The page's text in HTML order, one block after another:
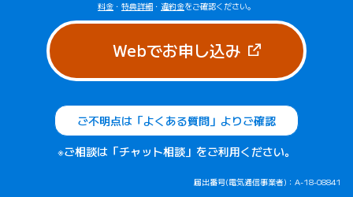
料金 ・ 特典詳細 ・ 違約金をご確認ください。
Webでお申し込み（新しいタブ
ご不明点は「よくある質問」よりご確認
※ご相談は「チャット相談」をご利用ください。
届出番号(電気通信事業者)：A-18-08841